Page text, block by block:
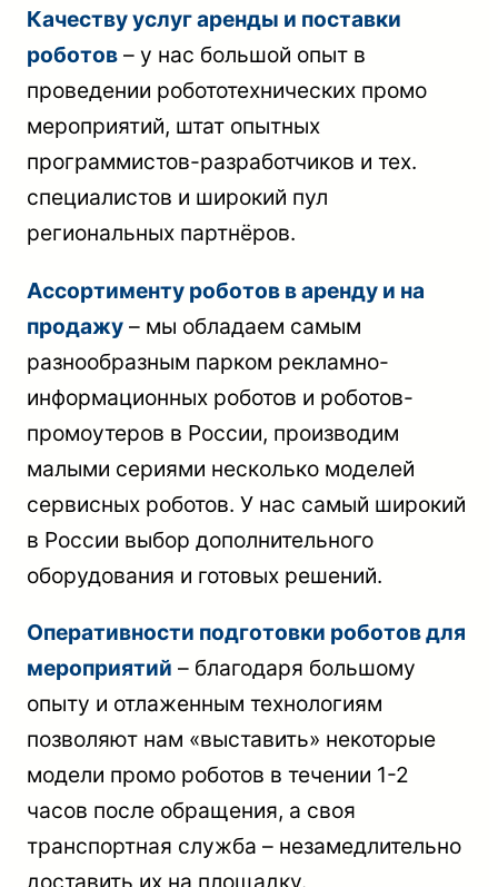
Качеству услуг аренды и поставки
роботов – у нас большой опыт в
проведении робототехнических промо
мероприятий, штат опытных
программистов-разработчиков и тех.
специалистов и широкий пул
региональных партнёров.
Ассортименту роботов в аренду и на
продажу – мы обладаем самым
разнообразным парком рекламно-
информационных роботов и роботов-
промоутеров в России, производим
малыми сериями несколько моделей
сервисных роботов. У нас самый широкий
в России выбор дополнительного
оборудования и готовых решений.
Оперативности подготовки роботов для
мероприятий – благодаря большому
опыту и отлаженным технологиям
позволяют нам «выставить» некоторые
модели промо роботов в течении 1-2
часов после обращения, а своя
транспортная служба – незамедлительно
доставить их на площадку.